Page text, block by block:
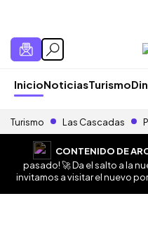
InicioNoticiasTurismo
Turismo Las Cascadas
CONTENIDO DE
pasado! 🚀 Da el salto a la
invitamos a visitar el nuevo